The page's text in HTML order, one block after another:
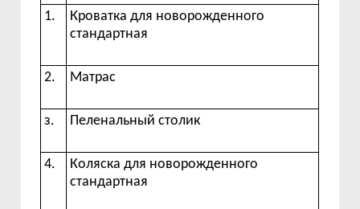
1. Кроватка для новорожденного
стандартная
2. Матрас
з. Пеленальный столик
4. Коляска для новорожденного
стандартная